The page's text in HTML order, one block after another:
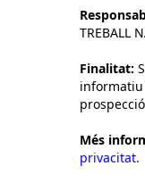
TREBALL
Finalitat:
informatiu
Més
privacitat.